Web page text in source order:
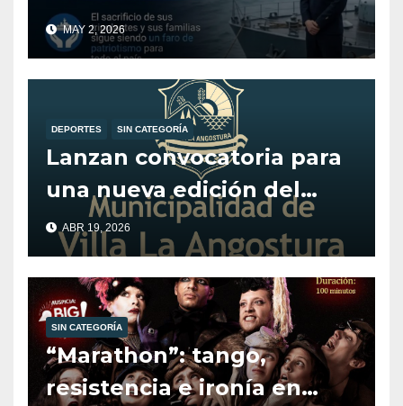
CRUCERO ARA GENERAL
BELGRANO
MAY 2, 2026
DEPORTES SIN CATEGORÍA
Lanzan convocatoria para
una nueva edición del
programa Alentando el
Deporte.
ABR 19, 2026
SIN CATEGORÍA
“Marathon”: tango,
resistencia e ironía en